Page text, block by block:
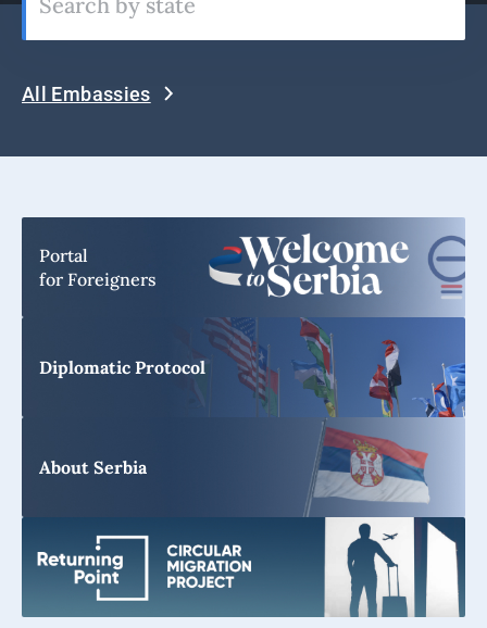
All Embassies
Portal
for Foreigners
Diplomatic Protocol
About Serbia